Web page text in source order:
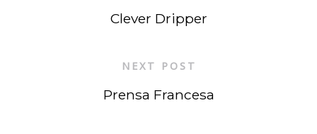
Clever Dripper
NEXT POST
Prensa Francesa